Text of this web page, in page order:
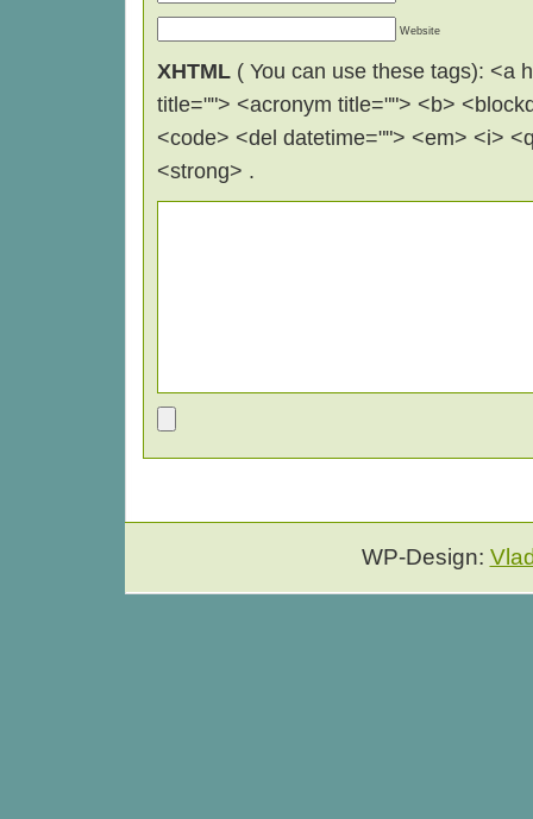
Website
XHTML ( You can use these tags): <a
title=""> <acronym title=""> <b>
<code> <del datetime=""> <em> <i>
<strong> .
WP-Design: